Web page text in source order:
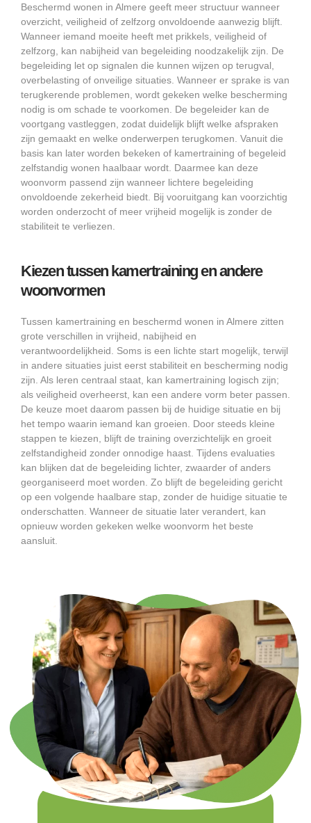
Beschermd wonen in Almere geeft meer structuur wanneer
overzicht, veiligheid of zelfzorg onvoldoende aanwezig blijft.
Wanneer iemand moeite heeft met prikkels, veiligheid of
zelfzorg, kan nabijheid van begeleiding noodzakelijk zijn. De
begeleiding let op signalen die kunnen wijzen op terugval,
overbelasting of onveilige situaties. Wanneer er sprake is van
terugkerende problemen, wordt gekeken welke bescherming
nodig is om schade te voorkomen. De begeleider kan de
voortgang vastleggen, zodat duidelijk blijft welke afspraken
zijn gemaakt en welke onderwerpen terugkomen. Vanuit die
basis kan later worden bekeken of kamertraining of begeleid
zelfstandig wonen haalbaar wordt. Daarmee kan deze
woonvorm passend zijn wanneer lichtere begeleiding
onvoldoende zekerheid biedt. Bij vooruitgang kan voorzichtig
worden onderzocht of meer vrijheid mogelijk is zonder de
stabiliteit te verliezen.
Kiezen tussen kamertraining en andere
woonvormen
Tussen kamertraining en beschermd wonen in Almere zitten
grote verschillen in vrijheid, nabijheid en
verantwoordelijkheid. Soms is een lichte start mogelijk, terwijl
in andere situaties juist eerst stabiliteit en bescherming nodig
zijn. Als leren centraal staat, kan kamertraining logisch zijn;
als veiligheid overheerst, kan een andere vorm beter passen.
De keuze moet daarom passen bij de huidige situatie en bij
het tempo waarin iemand kan groeien. Door steeds kleine
stappen te kiezen, blijft de training overzichtelijk en groeit
zelfstandigheid zonder onnodige haast. Tijdens evaluaties
kan blijken dat de begeleiding lichter, zwaarder of anders
georganiseerd moet worden. Zo blijft de begeleiding gericht
op een volgende haalbare stap, zonder de huidige situatie te
onderschatten. Wanneer de situatie later verandert, kan
opnieuw worden gekeken welke woonvorm het beste
aansluit.